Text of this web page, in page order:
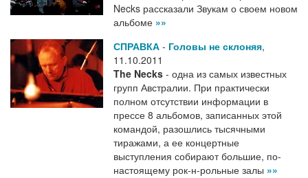
Necks рассказали Звукам о своем новом
альбоме »»
СПРАВКА - Головы не склоняя,
11.10.2011
The Necks - одна из самых известных
групп Австралии. При практически
полном отсутствии информации в
прессе 8 альбомов, записанных этой
командой, разошлись тысячными
тиражами, а ее концертные
выступления собирают большие, по-
настоящему рок-н-рольные залы »»